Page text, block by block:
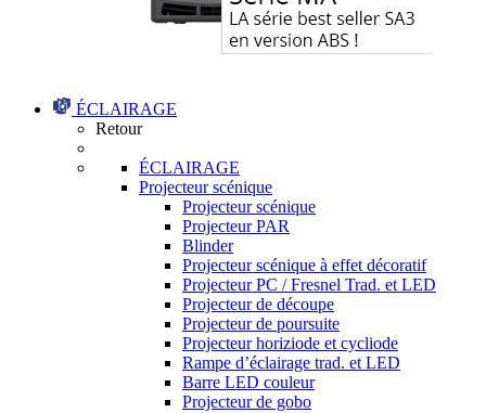
ÉCLAIRAGE
Retour
ÉCLAIRAGE
Projecteur scénique
Projecteur scénique
Projecteur PAR
Blinder
Projecteur scénique à effet décoratif
Projecteur PC / Fresnel Trad. et LED
Projecteur de découpe
Projecteur de poursuite
Projecteur horiziode et cycliode
Rampe d’éclairage trad. et LED
Barre LED couleur
Projecteur de gobo